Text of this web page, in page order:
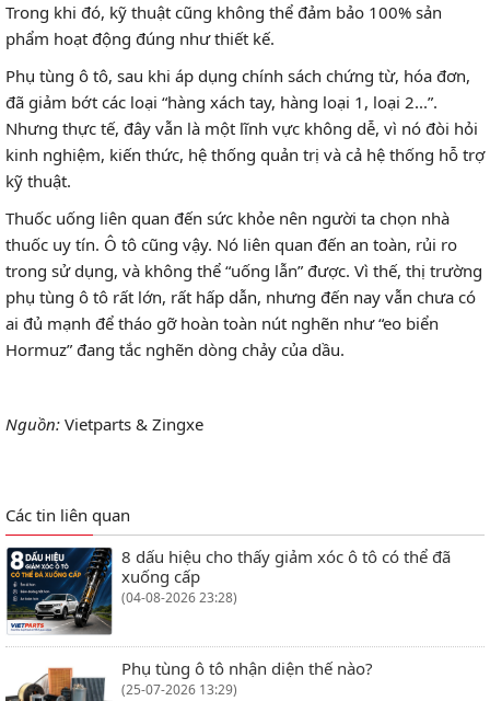
Trong khi đó, kỹ thuật cũng không thể đảm bảo 100% sản
phẩm hoạt động đúng như thiết kế.
Phụ tùng ô tô, sau khi áp dụng chính sách chứng từ, hóa đơn,
đã giảm bớt các loại “hàng xách tay, hàng loại 1, loại 2...”.
Nhưng thực tế, đây vẫn là một lĩnh vực không dễ, vì nó đòi hỏi
kinh nghiệm, kiến thức, hệ thống quản trị và cả hệ thống hỗ trợ
kỹ thuật.
Thuốc uống liên quan đến sức khỏe nên người ta chọn nhà
thuốc uy tín. Ô tô cũng vậy. Nó liên quan đến an toàn, rủi ro
trong sử dụng, và không thể “uống lẫn” được. Vì thế, thị trường
phụ tùng ô tô rất lớn, rất hấp dẫn, nhưng đến nay vẫn chưa có
ai đủ mạnh để tháo gỡ hoàn toàn nút nghẽn như “eo biển
Hormuz” đang tắc nghẽn dòng chảy của dầu.
Nguồn: Vietparts & Zingxe
Các tin liên quan
8 dấu hiệu cho thấy giảm xóc ô tô có thể đã
xuống cấp
(04-08-2026 23:28)
Phụ tùng ô tô nhận diện thế nào?
(25-07-2026 13:29)